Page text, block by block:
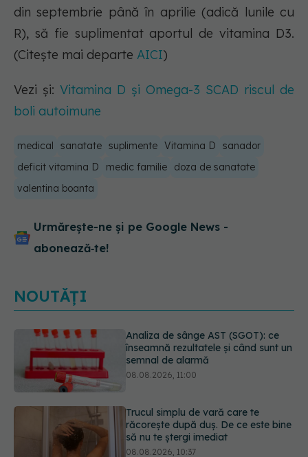
din septembrie până în aprilie (adică lunile cu
R), să fie suplimentat aportul de vitamina D3.
(Citește mai departe AICI)
Vezi și: Vitamina D și Omega-3 SCAD riscul de
boli autoimune
medical sanatate suplimente Vitamina D
sanador
deficit vitamina D
medic familie
doza de sanatate
valentina boanta
Urmărește-ne și pe Google News -
abonează‑te!
NOUTĂȚI
Trucul simplu de vară care te
răcorește după duș. De ce este bine
să nu te ștergi imediat
Fereastra alimentară de opt ore ar
putea ajuta creierul femeilor de
peste 50 de ani